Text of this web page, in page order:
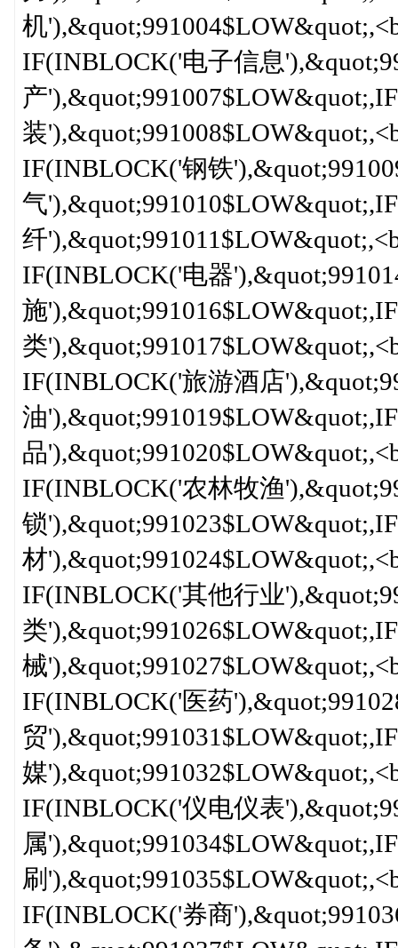
机
IF(INBLOCK('电子信息
产
装
IF(INBLOCK('钢铁
气
纤
IF(INBLOCK('电器
施
类
IF(INBLOCK('旅游酒店
油
品
IF(INBLOCK('农林牧渔
锁
材
IF(INBLOCK('其他行业
类
械
IF(INBLOCK('医药
贸
媒
IF(INBLOCK('仪电仪表
属
刷
IF(INBLOCK('券商